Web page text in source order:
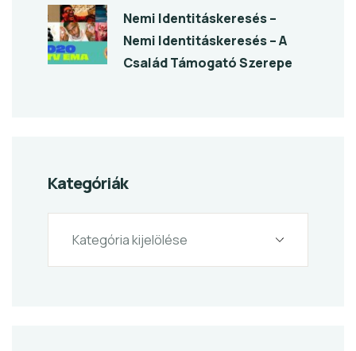
Nemi Identitáskeresés –
Nemi Identitáskeresés – A
Család Támogató Szerepe
Kategóriák